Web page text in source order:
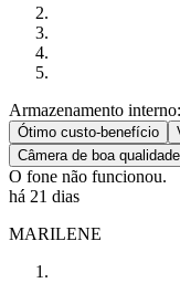
Armazenamento
Ótimo custo-benefício
Câmera de boa qualidade
O fone não funcionou.
há 21 dias
MARILENE